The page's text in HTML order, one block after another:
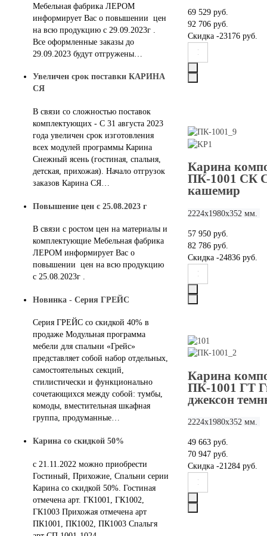
69 529 руб.
92 706 руб.
Скидка -23176 руб.
Карина
ПК-1001 СК
кашемир
2224х1980х352 мм.
57 950 руб.
82 786 руб.
Скидка -24836 руб.
Карина
ПК-1001 ГТ
джексон
2224х1980х352 мм.
49 663 руб.
70 947 руб.
Скидка -21284 руб.
Мебельная фабрика ЛЕРОМ
информирует Вас о повышении цен
на всю продукцию с 29.09.2023г .
Все оформленные заказы до
29.09.2023 будут отгружены…
Увеличен срок поставки КАРИНА
СЯ
В связи со сложностью поставок
комплектующих - С 31 августа 2023
года увеличен срок изготовления
всех модулей программы Карина
Снежный ясень (гостиная, спальня,
детская, прихожая). Начало отгрузок
заказов Карина СЯ…
Повышение цен с 25.08.2023 г
В связи с ростом цен на материалы и
комплектующие Мебельная фабрика
ЛЕРОМ информирует Вас о
повышении цен на всю продукцию
с 25.08.2023г .
Новинка - Серия ГРЕЙС
Серия ГРЕЙС со скидкой 40% в
продаже Модульная программа
мебели для спальни «Грейс»
представляет собой набор отдельных,
самостоятельных секций,
стилистически и функционально
сочетающихся между собой: тумбы,
комоды, вместительная шкафная
группа, продуманные…
Карина со скидкой 50%
с 21.11.2022 можно приобрести
Гостиный, Прихожие, Спальни серии
Карина со скидкой 50%. Гостиная
отмечена арт. ГК1001, ГК1002,
ГК1003 Прихожая отмечена арт
ПК1001, ПК1002, ПК1003 Спальгя